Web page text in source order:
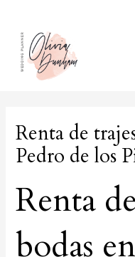
contenido
Renta de
Pedro de los
Renta
bodas